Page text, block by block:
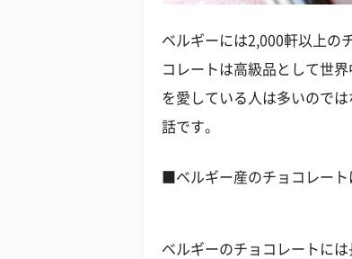
ベルギーには2,000軒以上の
コレートは高級品として世
を愛している人は多いので
話です。
■ベルギー産のチョコレート
ベルギーのチョコレートに